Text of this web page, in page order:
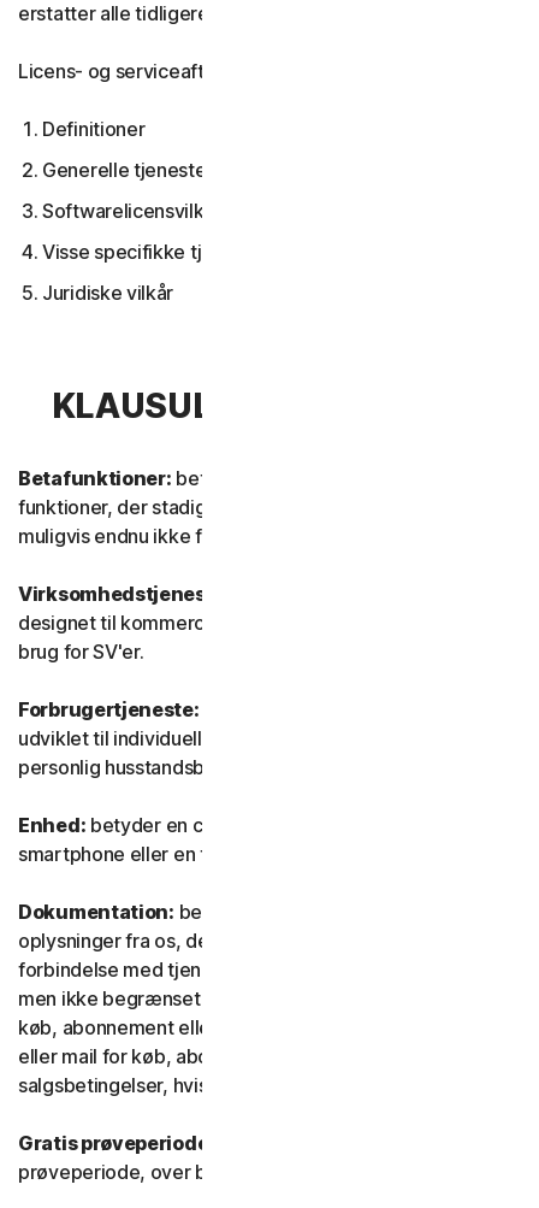
erstatter alle tidligere versioner.
Licens- og serviceaftalen dækker:
Definitioner
Generelle tjenestevilkår
Softwarelicensvilkår
Visse specifikke tjenestevilkår
Juridiske vilkår
KLAUSUL 1 – DEFINITIONER
Betafunktioner: betyder nye og/eller opdaterede
funktioner, der stadig er i testtilstand. Disse funktioner er
muligvis endnu ikke fuldt funktionsdygtige eller færdige.
Virksomhedstjeneste:
designet til kommercielle formål og beregnet til intern
brug for SV'er.
Forbrugertjeneste:
udviklet til individuelle forbrugerformål og beregnet til
personlig husstandsbrug.
Enhed: betyder en computer, en bærbar computer, en
smartphone eller en tablet.
Dokumentation: betyder alle dokumenter og
oplysninger fra os, der ledsager eller stilles til rådighed i
forbindelse med tjenesten og/eller softwaren (herunder,
men ikke begrænset til, emballage eller oplysninger om
køb, abonnement eller fornyelse, såsom en kvittering
eller mail for køb, abonnement eller fornyelse, og
salgsbetingelser, hvis du handler direkte med os).
Gratis prøveperiode:
prøveperiode, over begrænset eller ubegrænset tid.